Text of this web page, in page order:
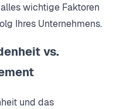
wichtige Faktoren
Ihres Unternehmens.
vs.
und das